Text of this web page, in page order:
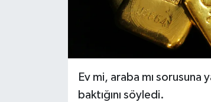
Ev mi, araba mı sorusuna
baktığını söyledi.